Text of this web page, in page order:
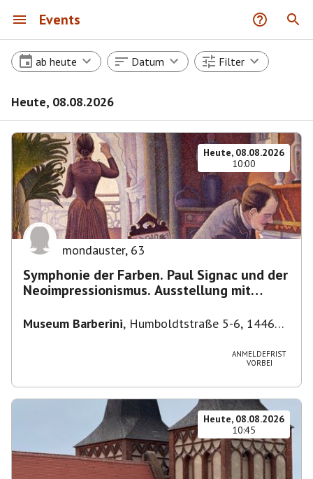
Events
ab heute Datum Filter
Heute, 08.08.2026
Heute, 08.08.2026
10:00
mondauster, 63
Symphonie der Farben. Paul Signac und der
Neoimpressionismus. Ausstellung mit
Museum Barberini, Humboldtstraße 5-6, 14467
ANMELDEFRIST
VORBEI
Heute, 08.08.2026
10:45